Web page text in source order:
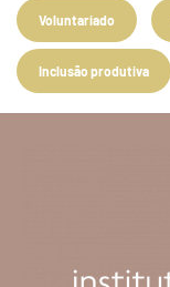
Voluntariado
Inclusão produtiva